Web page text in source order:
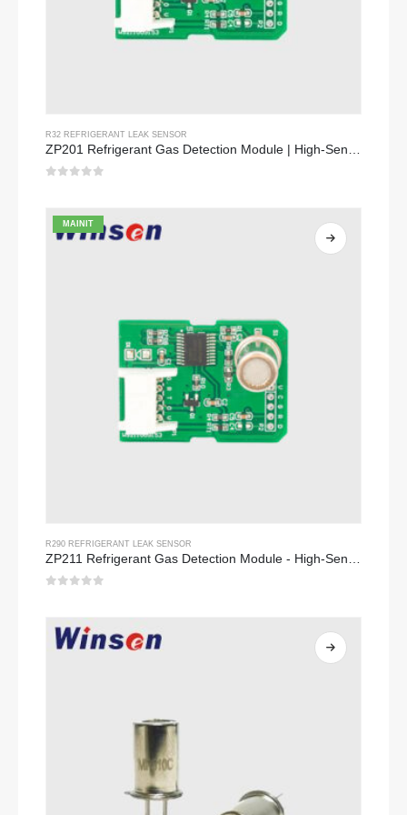
R32 REFRIGERANT LEAK SENSOR
ZP201 Refrigerant Gas Detection Module | High-Sensitivity R32 Leak Sensor
MAINIT
R290 REFRIGERANT LEAK SENSOR
ZP211 Refrigerant Gas Detection Module - High-Sensitivity Sensor para sa Refrigerant Leak Detection